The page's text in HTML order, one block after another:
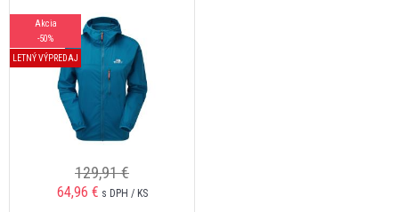
Akcia
-50%
LETNÝ VÝPREDAJ
129,91 €
64,96 € s DPH / KS